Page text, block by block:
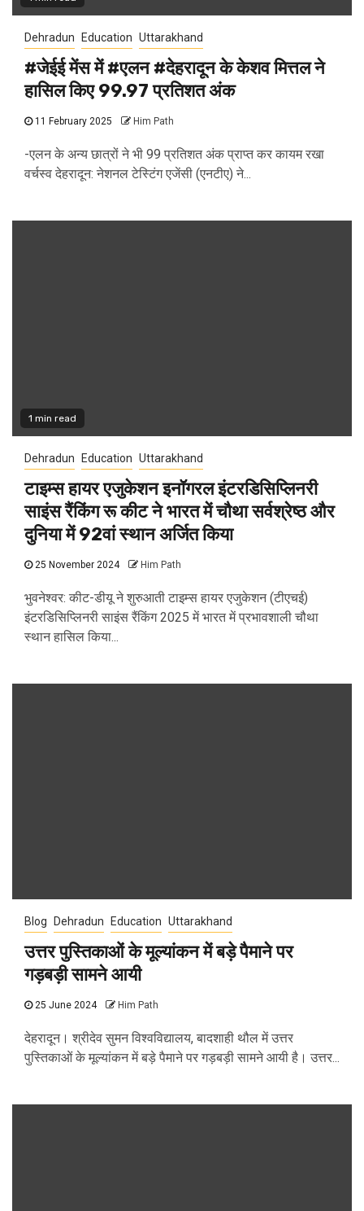
Dehradun Education Uttarakhand
#जेईई मेंस में #एलन #देहरादून के केशव मित्तल ने
हासिल किए 99.97 प्रतिशत अंक
11 February 2025 Him Path
-एलन के अन्य छात्रों ने भी 99 प्रतिशत अंक प्राप्त कर कायम रखा
वर्चस्व देहरादून: नेशनल टेस्टिंग एजेंसी (एनटीए) ने...
1 min read
Dehradun Education Uttarakhand
टाइम्स हायर एजुकेशन इनॉगरल इंटरडिसिप्लिनरी
साइंस रैंकिंग रू कीट ने भारत में चौथा सर्वश्रेष्ठ और
दुनिया में 92वां स्थान अर्जित किया
25 November 2024 Him Path
भुवनेश्वर: कीट-डीयू ने शुरुआती टाइम्स हायर एजुकेशन (टीएचई)
इंटरडिसिप्लिनरी साइंस रैंकिंग 2025 में भारत में प्रभावशाली चौथा
स्थान हासिल किया...
Blog Dehradun Education Uttarakhand
उत्तर पुस्तिकाओं के मूल्यांकन में बड़े पैमाने पर
गड़बड़ी सामने आयी
25 June 2024 Him Path
देहरादून। श्रीदेव सुमन विश्वविद्यालय, बादशाही थौल में उत्तर
पुस्तिकाओं के मूल्यांकन में बड़े पैमाने पर गड़बड़ी सामने आयी है। उत्तर...